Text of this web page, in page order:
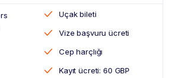
Uçak bileti
Vize başvuru ücreti
Cep harçlığı
Kayıt ücreti: 60 GBP